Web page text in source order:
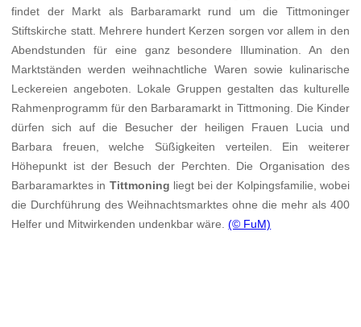
findet der Markt als Barbaramarkt rund um die Tittmoninger
Stiftskirche statt. Mehrere hundert Kerzen sorgen vor allem in den
Abendstunden für eine ganz besondere Illumination. An den
Marktständen werden weihnachtliche Waren sowie kulinarische
Leckereien angeboten. Lokale Gruppen gestalten das kulturelle
Rahmenprogramm für den Barbaramarkt in Tittmoning. Die Kinder
dürfen sich auf die Besucher der heiligen Frauen Lucia und
Barbara freuen, welche Süßigkeiten verteilen. Ein weiterer
Höhepunkt ist der Besuch der Perchten. Die Organisation des
Barbaramarktes in Tittmoning liegt bei der Kolpingsfamilie, wobei
die Durchführung des Weihnachtsmarktes ohne die mehr als 400
Helfer und Mitwirkenden undenkbar wäre.(© FuM)